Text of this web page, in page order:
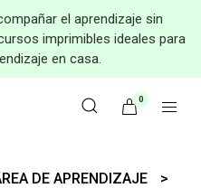
el aprendizaje sin
imprimibles ideales para
en casa.
0
DE APRENDIZAJE